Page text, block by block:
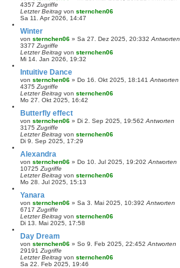
4357 Zugriffe
Letzter Beitrag von sternchen06
Sa 11. Apr 2026, 14:47
Winter
von sternchen06 » Sa 27. Dez 2025, 20:332 Antworten
3377 Zugriffe
Letzter Beitrag von sternchen06
Mi 14. Jan 2026, 19:32
Intuitive Dance
von sternchen06 » Do 16. Okt 2025, 18:141 Antworten
4375 Zugriffe
Letzter Beitrag von sternchen06
Mo 27. Okt 2025, 16:42
Butterfly effect
von sternchen06 » Di 2. Sep 2025, 19:562 Antworten
3175 Zugriffe
Letzter Beitrag von sternchen06
Di 9. Sep 2025, 17:29
Alexandra
von sternchen06 » Do 10. Jul 2025, 19:202 Antworten
10725 Zugriffe
Letzter Beitrag von sternchen06
Mo 28. Jul 2025, 15:13
Yanara
von sternchen06 » Sa 3. Mai 2025, 10:392 Antworten
6717 Zugriffe
Letzter Beitrag von sternchen06
Di 13. Mai 2025, 17:58
Day Dream
von sternchen06 » So 9. Feb 2025, 22:452 Antworten
29191 Zugriffe
Letzter Beitrag von sternchen06
Sa 22. Feb 2025, 19:46